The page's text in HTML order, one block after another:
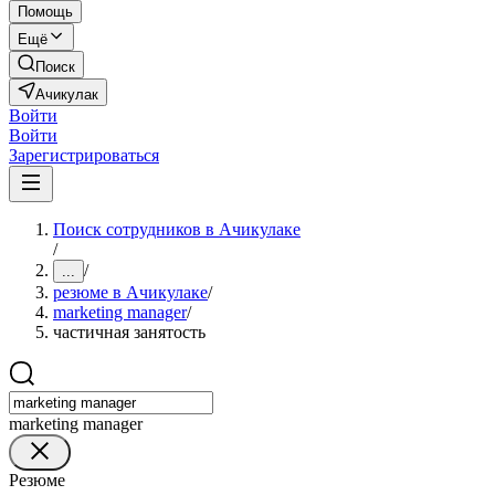
Помощь
Ещё
Поиск
Ачикулак
Войти
Войти
Зарегистрироваться
Поиск сотрудников в Ачикулаке
/
... /
резюме в Ачикулаке/
marketing manager/
частичная занятость
marketing manager
Резюме